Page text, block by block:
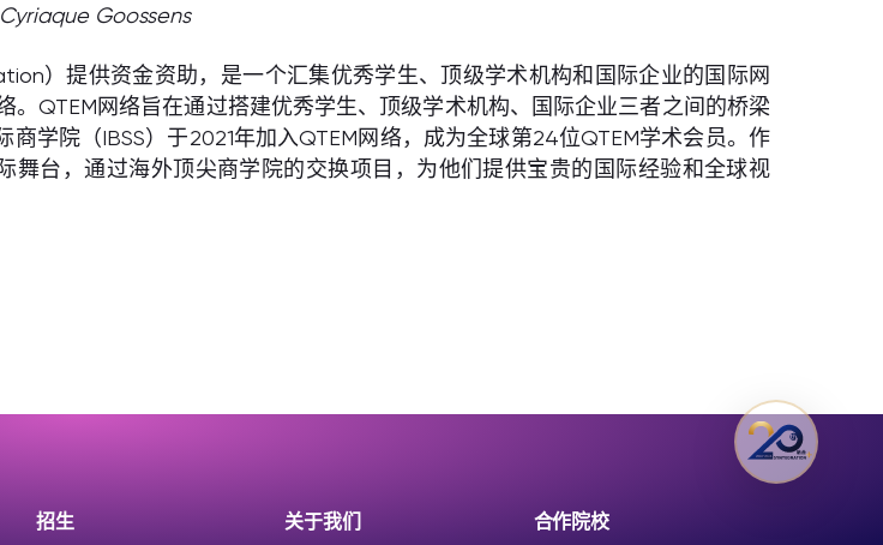
Cyriaque Goossens
）提供资金资助，是一个汇集优秀学生、顶级学术机构和国际企业的国际网
QTEM网络旨在通过搭建优秀学生、顶级学术机构、国际企业三者之间的桥梁
学院（IBSS）于2021年加入QTEM网络，成为全球第24位QTEM学术会员。作
舞台，通过海外顶尖商学院的交换项目，为他们提供宝贵的国际经验和全球视
招生 关于我们 合作院校